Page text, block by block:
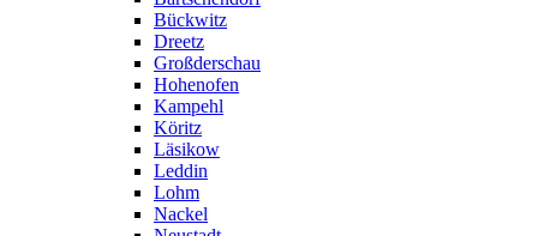
Bückwitz
Dreetz
Großderschau
Hohenofen
Kampehl
Köritz
Läsikow
Leddin
Lohm
Nackel